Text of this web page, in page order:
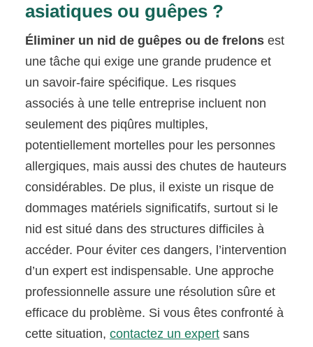
asiatiques ou guêpes ?
Éliminer un nid de guêpes ou de frelons est
une tâche qui exige une grande prudence et
un savoir-faire spécifique. Les risques
associés à une telle entreprise incluent non
seulement des piqûres multiples,
potentiellement mortelles pour les personnes
allergiques, mais aussi des chutes de hauteurs
considérables. De plus, il existe un risque de
dommages matériels significatifs, surtout si le
nid est situé dans des structures difficiles à
accéder. Pour éviter ces dangers, l’intervention
d’un expert est indispensable. Une approche
professionnelle assure une résolution sûre et
efficace du problème. Si vous êtes confronté à
cette situation,contactez un expert sans